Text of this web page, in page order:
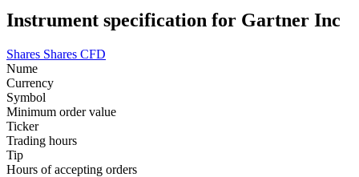
Instrument specification for Gartner Inc
Shares Shares CFD
Nume
Currency
Symbol
Minimum order value
Ticker
Trading hours
Tip
Hours of accepting orders